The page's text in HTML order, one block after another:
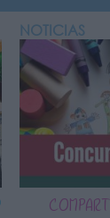
NOTICIAS